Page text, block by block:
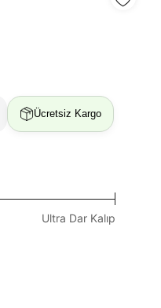
Ücretsiz Kargo
Ultra Dar Kalıp
göster